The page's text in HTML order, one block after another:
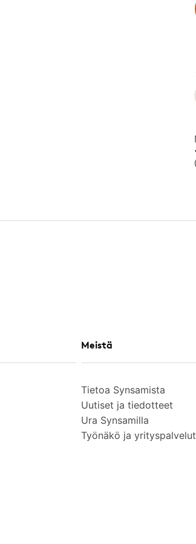
Meistä
Tietoa Synsamista
Uutiset ja tiedotteet
Ura Synsamilla
Työnäkö ja yrityspalvelut